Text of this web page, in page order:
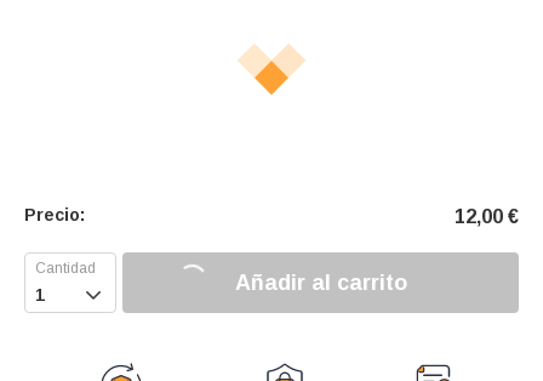
Precio: 12,00 €
 Añadir al carrito